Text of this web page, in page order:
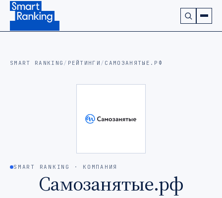
Подписаться на наш канал в Telegram (откроется в
SMART RANKING / РЕЙТИНГИ / САМОЗАНЯТЫЕ.РФ
SMART RANKING · КОМПАНИЯ
Самозанятые.рф